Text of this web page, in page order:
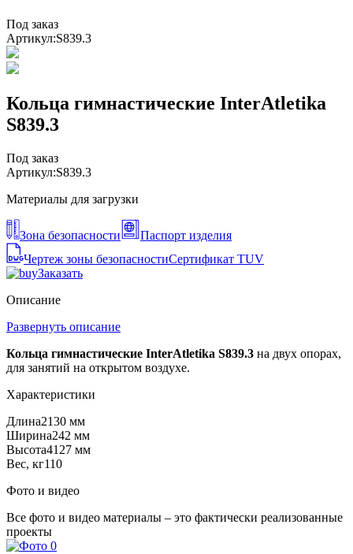
Под заказ
Артикул:S839.3
Кольца гимнастические InterAtletika
S839.3
Под заказ
Артикул:S839.3
Материалы для загрузки
Зона безопасности
Паспорт изделия
Чертеж зоны безопасностиСертификат TUV
Заказать
Описание
Развернуть описание
Кольца гимнастические InterAtletika S839.3 на двух опорах,
для занятий на открытом воздухе.
Характеристики
Длина2130 мм
Ширина242 мм
Высота4127 мм
Вес, кг110
Фото и видео
Все фото и видео материалы – это фактически реализованные
проекты